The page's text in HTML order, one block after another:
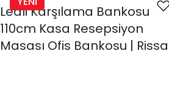
Ledli Karşılama Bankosu
110cm Kasa Resepsiyon
Masası Ofis Bankosu | Rissa